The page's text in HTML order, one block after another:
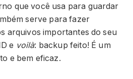
que você usa para guardar
serve para fazer
arquivos importantes do seu
e voilà: backup feito! É um
e bem eficaz.